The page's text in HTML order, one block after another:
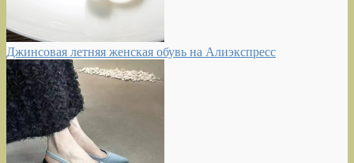
Джинсовая летняя женская обувь на Алиэкспресс